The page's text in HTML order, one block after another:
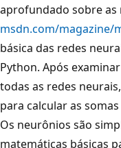
aprofundado sobre as
msdn.com/magazine/
básica das redes
Python. Após
todas as redes
para calcular as
Os neurônios são
matemáticas básicas